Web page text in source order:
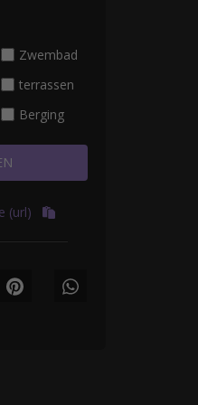
Zwembad
terrassen
Berging
(url)